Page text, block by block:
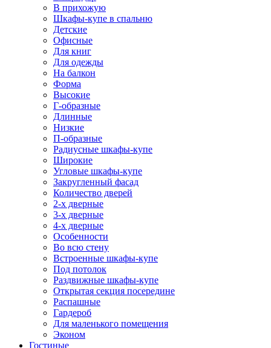
В прихожую
Шкафы-купе в спальню
Детские
Офисные
Для книг
Для одежды
На балкон
Форма
Высокие
Г-образные
Длинные
Низкие
П-образные
Радиусные шкафы-купе
Широкие
Угловые шкафы-купе
Закругленный фасад
Количество дверей
2-х дверные
3-х дверные
4-х дверные
Особенности
Во всю стену
Встроенные шкафы-купе
Под потолок
Раздвижные шкафы-купе
Открытая секция посередине
Распашные
Гардероб
Для маленького помещения
Эконом
Гостиные